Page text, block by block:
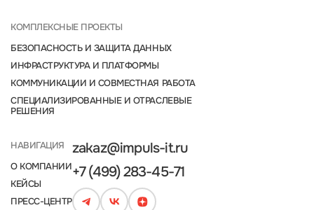
НАВИГАЦИЯ
О КОМПАНИИ
КЕЙСЫ
ПРЕСС-ЦЕНТР
zakaz@impuls-it.ru
+7 (499) 283-45-71
КОМПЛЕКСНЫЕ ПРОЕКТЫ
БЕЗОПАСНОСТЬ И ЗАЩИТА ДАННЫХ
ИНФРАСТРУКТУРА И ПЛАТФОРМЫ
КОММУНИКАЦИИ И СОВМЕСТНАЯ РАБОТА
СПЕЦИАЛИЗИРОВАННЫЕ И ОТРАСЛЕВЫЕ
РЕШЕНИЯ